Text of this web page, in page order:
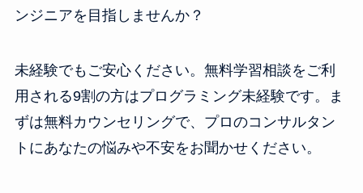
ンジニアを目指しませんか？
未経験でもご安心ください。無料学習相談をご利
用される9割の方はプログラミング未経験です。ま
ずは無料カウンセリングで、プロのコンサルタン
トにあなたの悩みや不安をお聞かせください。